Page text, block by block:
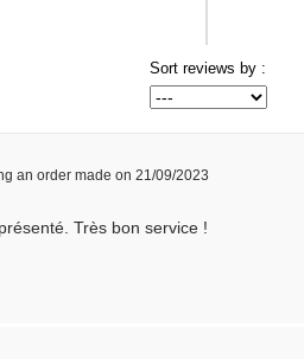
Sort reviews by :
an order made on 21/09/2023
Très bon service !